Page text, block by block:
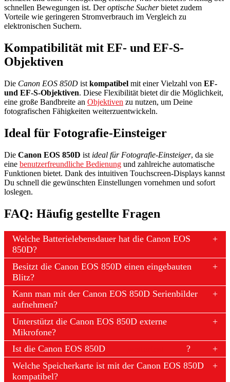
schnellen Bewegungen ist. Deroptische Sucherbietet zudem
Vorteile wie geringeren Stromverbrauch im Vergleich zu
elektronischen Suchern.
Kompatibilität mit EF- und EF-S-
Objektiven
Die Canon EOS 850D ist kompatibel mit einer Vielzahl von EF-
und EF-S-Objektiven. Diese Flexibilität bietet dir die Möglichkeit,
eine große Bandbreite an Objektiven zu nutzen, um Deine
fotografischen Fähigkeiten weiterzuentwickeln.
Ideal für Fotografie-Einsteiger
Die Canon EOS 850D ist ideal für Fotografie-Einsteiger, da sie
eine benutzerfreundliche Bedienung und zahlreiche automatische
Funktionen bietet. Dank des intuitiven Touchscreen-Displays kannst
Du schnell die gewünschten Einstellungen vornehmen und sofort
loslegen.
FAQ: Häufig gestellte Fragen
Welche Batterielebensdauer hat die Canon EOS
850D?
Besitzt die Canon EOS 850D einen eingebauten
Blitz?
Kann man mit der Canon EOS 850D Serienbilder
aufnehmen?
Unterstützt die Canon EOS 850D externe
Mikrofone?
Ist die Canon EOS 850D
?
Welche Speicherkarte ist mit der Canon EOS 850D
kompatibel?